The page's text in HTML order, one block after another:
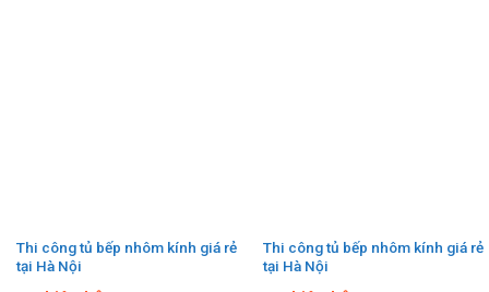
Thi công tủ bếp nhôm kính giá rẻ
tại Hà Nội
Thi công tủ bếp nhôm kính giá rẻ
tại Hà Nội